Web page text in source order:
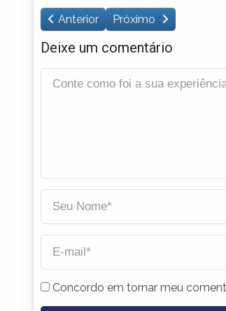
Anterior Próximo
Deixe um comentário
Concordo em tornar meu